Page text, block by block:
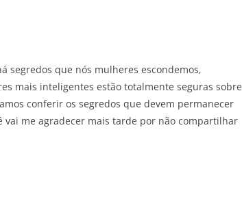
segredos que nós mulheres escondemos,
mais inteligentes estão totalmente seguras sobre
conferir os segredos que devem permanecer
vai me agradecer mais tarde por não compartilhar